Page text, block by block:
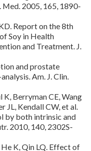
2005, 165, 1890-
Report on the 8th
Soy in Health
and Treatment. J.
and prostate
Am. J. Clin.
K, Berryman CE, Wang
JL, Kendall CW, et al.
by both intrinsic and
2010, 140, 2302S-
He K, Qin LQ. Effect of